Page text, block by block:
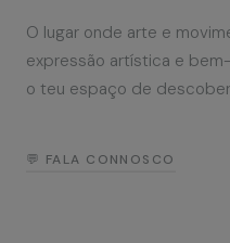
O lugar onde arte e
expressão artística e
o teu espaço de
💬 FALA CONNOSCO